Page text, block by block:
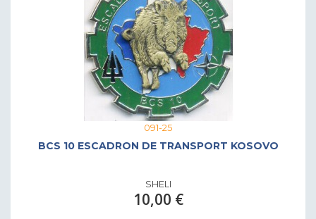
091-25
BCS 10 ESCADRON DE TRANSPORT KOSOVO
SHELI
10,00 €